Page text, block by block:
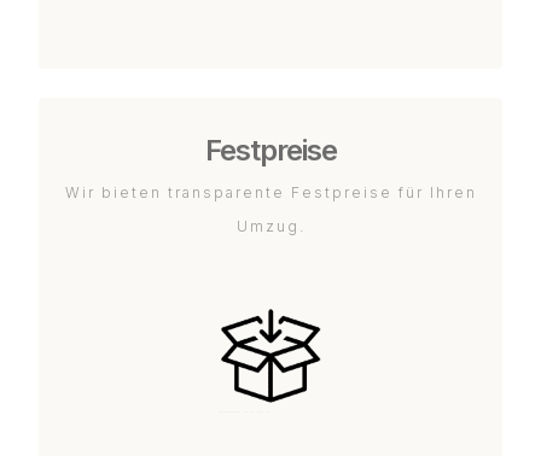
Festpreise
Wir bieten transparente Festpreise für Ihren
Umzug.